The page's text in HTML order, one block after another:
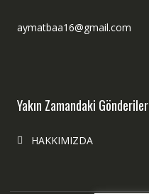
aymatbaa16@gmail.com
Yakın Zamandaki Gönderiler
HAKKIMIZDA